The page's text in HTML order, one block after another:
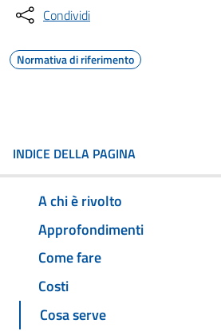
Condividi
Normativa di riferimento
INDICE DELLA PAGINA
A chi è rivolto
Approfondimenti
Come fare
Costi
Cosa serve